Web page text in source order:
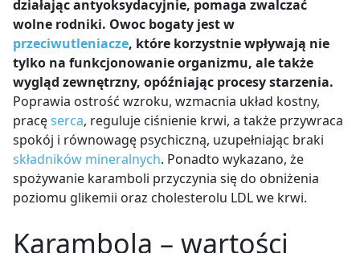
działając antyoksydacyjnie, pomaga zwalczać
wolne rodniki. Owoc bogaty jest w
przeciwutleniacze, które korzystnie wpływają nie
tylko na funkcjonowanie organizmu, ale także
wygląd zewnętrzny, opóźniając procesy starzenia.
Poprawia ostrość wzroku, wzmacnia układ kostny,
pracęserca, reguluje ciśnienie krwi, a także przywraca
spokój i równowagę psychiczną, uzupełniając braki
składników mineralnych. Ponadto wykazano, że
spożywanie karamboli przyczynia się do obniżenia
poziomu glikemii oraz cholesterolu LDL we krwi.
Karambola – wartości